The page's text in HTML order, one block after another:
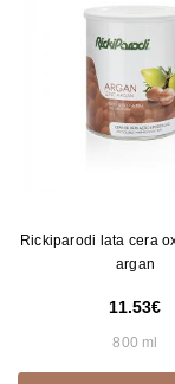
Rickiparodi lata cera
argan
11.53
800 ml